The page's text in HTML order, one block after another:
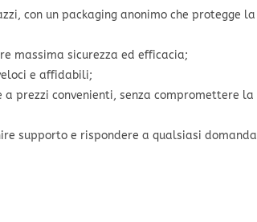
con un packaging anonimo che protegge la
massima sicurezza ed efficacia;
e affidabili;
prezzi convenienti, senza compromettere la
supporto e rispondere a qualsiasi domanda